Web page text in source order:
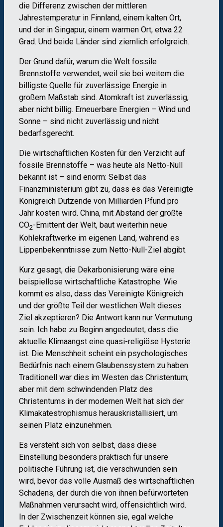
die Differenz zwischen der mittleren
Jahrestemperatur in Finnland, einem kalten Ort,
und der in Singapur, einem warmen Ort, etwa 22
Grad. Und beide Länder sind ziemlich erfolgreich.
Der Grund dafür, warum die Welt fossile
Brennstoffe verwendet, weil sie bei weitem die
billigste Quelle für zuverlässige Energie in
großem Maßstab sind. Atomkraft ist zuverlässig,
aber nicht billig. Erneuerbare Energien – Wind und
Sonne – sind nicht zuverlässig und nicht
bedarfsgerecht.
Die wirtschaftlichen Kosten für den Verzicht auf
fossile Brennstoffe – was heute als Netto-Null
bekannt ist – sind enorm: Selbst das
Finanzministerium gibt zu, dass es das Vereinigte
Königreich Dutzende von Milliarden Pfund pro
Jahr kosten wird. China, mit Abstand der größte
CO2-Emittent der Welt, baut weiterhin neue
Kohlekraftwerke im eigenen Land, während es
Lippenbekenntnisse zum Netto-Null-Ziel abgibt.
Kurz gesagt, die Dekarbonisierung wäre eine
beispiellose wirtschaftliche Katastrophe. Wie
kommt es also, dass das Vereinigte Königreich
und der größte Teil der westlichen Welt dieses
Ziel akzeptieren? Die Antwort kann nur Vermutung
sein. Ich habe zu Beginn angedeutet, dass die
aktuelle Klimaangst eine quasi-religiöse Hysterie
ist. Die Menschheit scheint ein psychologisches
Bedürfnis nach einem Glaubenssystem zu haben.
Traditionell war dies im Westen das Christentum;
aber mit dem schwindenden Platz des
Christentums in der modernen Welt hat sich der
Klimakatestrophismus herauskristallisiert, um
seinen Platz einzunehmen.
Es versteht sich von selbst, dass diese
Einstellung besonders praktisch für unsere
politische Führung ist, die verschwunden sein
wird, bevor das volle Ausmaß des wirtschaftlichen
Schadens, der durch die von ihnen befürworteten
Maßnahmen verursacht wird, offensichtlich wird.
In der Zwischenzeit können sie, egal welche